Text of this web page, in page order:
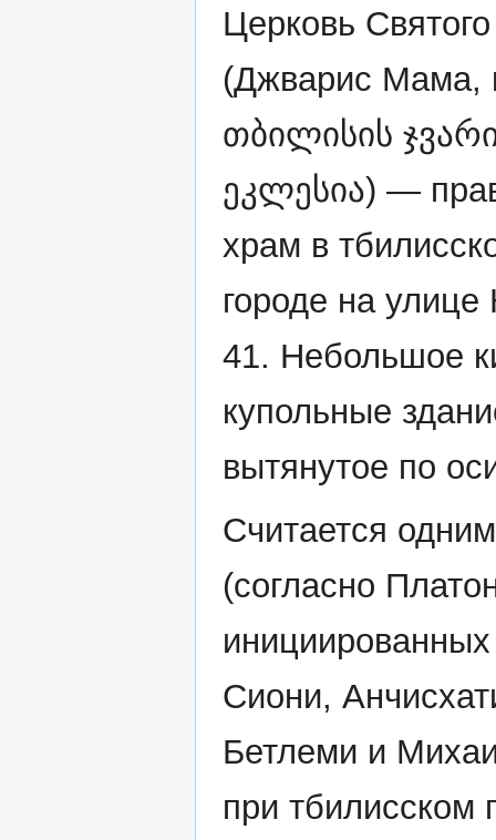
Церковь
(Джварис Мама,
თბილისის
ეკლესია) —
храм в
городе на улице
41. Небольшое
купольные
вытянутое по
Считается
(согласно
Сиони,
Бетлеми и
при тбилисском